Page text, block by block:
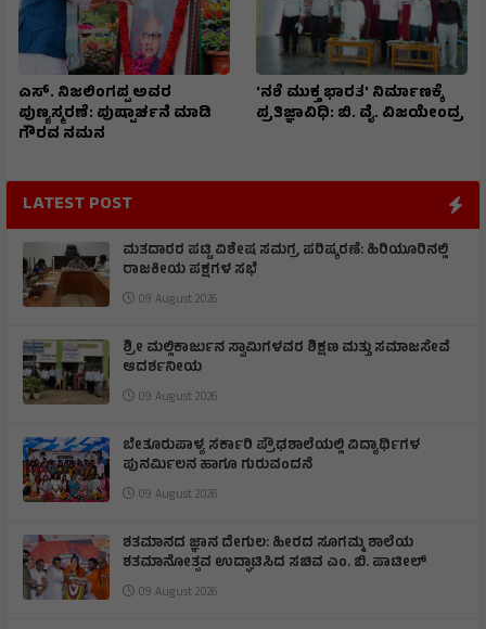
ಎಸ್. ನಿಜಲಿಂಗಪ್ಪ ಅವರ
ಪುಣ್ಯಸ್ಮರಣೆ: ಪುಷ್ಪಾರ್ಚನೆ ಮಾಡಿ
ಗೌರವ ನಮನ​
'ನಶೆ ಮುಕ್ತ ಭಾರತ' ನಿರ್ಮಾಣಕ್ಕೆ
ಪ್ರತಿಜ್ಞಾವಿಧಿ: ಬಿ. ವೈ. ವಿಜಯೇಂದ್ರ
LATEST POST
ಮತದಾರರ ಪಟ್ಟಿ ವಿಶೇಷ ಸಮಗ್ರ ಪರಿಷ್ಕರಣೆ: ಹಿರಿಯೂರಿನಲ್ಲಿ
ರಾಜಕೀಯ ಪಕ್ಷಗಳ ಸಭೆ
09 August 2026
ಶ್ರೀ ಮಲ್ಲಿಕಾರ್ಜುನ ಸ್ವಾಮಿಗಳವರ ಶಿಕ್ಷಣ ಮತ್ತು ಸಮಾಜಸೇವೆ
ಆದರ್ಶನೀಯ
09 August 2026
ಬೇತೂರುಪಾಳ್ಯ ಸರ್ಕಾರಿ ಪ್ರೌಢಶಾಲೆಯಲ್ಲಿ ವಿದ್ಯಾರ್ಥಿಗಳ
ಪುನರ್ಮಿಲನ ಹಾಗೂ ಗುರುವಂದನೆ
09 August 2026
ಶತಮಾನದ ಜ್ಞಾನ ದೇಗುಲ: ಹೀರದ ಸೂಗಮ್ಮ ಶಾಲೆಯ
ಶತಮಾನೋತ್ಸವ ಉದ್ಘಾಟಿಸಿದ ಸಚಿವ ಎಂ. ಬಿ. ಪಾಟೀಲ್
09 August 2026